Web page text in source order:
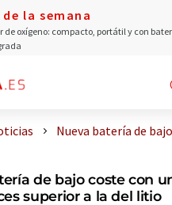
la semana
de oxígeno: compacto, portátil y con
Nueva batería de
de bajo coste con
superior a la del litio